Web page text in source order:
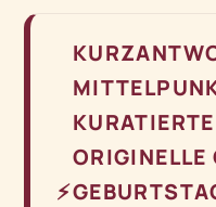
⚡
ORIGINELLE